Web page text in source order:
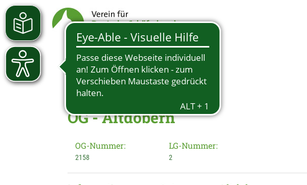
OG - Altdöbern
OG-Nummer:
2158
LG-Nummer:
2